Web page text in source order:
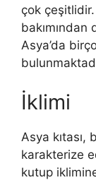
çok
bakımından
Asya’da
İklimi
Asya
karakterize
kutup